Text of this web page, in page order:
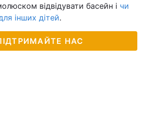
відвідувати басейн і чи
інших дітей.
НАС